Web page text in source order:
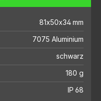
81x50x34 mm
7075 Aluminium
schwarz
180 g
IP 68